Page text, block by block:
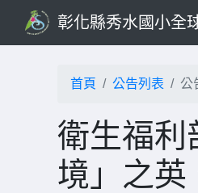
彰化縣秀水國小全
首頁 公告列表 公
衛生福利
境」之英